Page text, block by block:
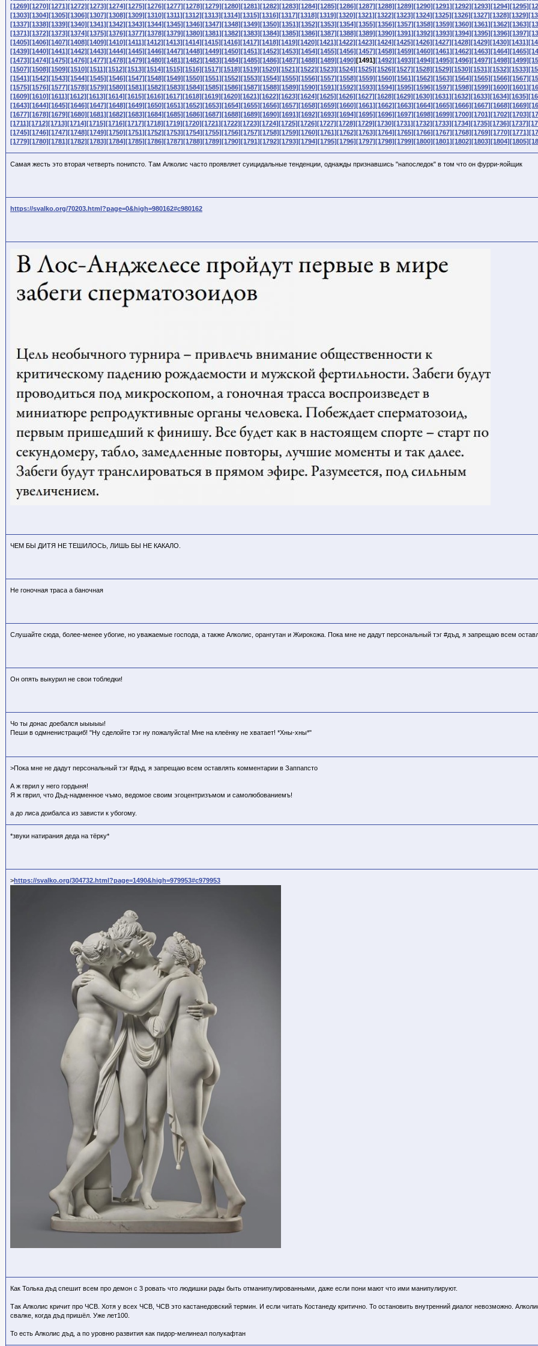
[1269][1270][1271][1272][1273][1274][1275][1276][1277][1278][1279][1280][1281][1282][1283][1284][1285][1286][1287][1288][1289][1290][1291][1292][1293][1294][1295]
[1303][1304][1305][1306][1307][1308][1309][1310][1311][1312][1313][1314][1315][1316][1317][1318][1319][1320][1321][1322][1323][1324][1325][1326][1327][1328][1329]
[1337][1338][1339][1340][1341][1342][1343][1344][1345][1346][1347][1348][1349][1350][1351][1352][1353][1354][1355][1356][1357][1358][1359][1360][1361][1362][1363]
[1371][1372][1373][1374][1375][1376][1377][1378][1379][1380][1381][1382][1383][1384][1385][1386][1387][1388][1389][1390][1391][1392][1393][1394][1395][1396][1397]
[1405][1406][1407][1408][1409][1410][1411][1412][1413][1414][1415][1416][1417][1418][1419][1420][1421][1422][1423][1424][1425][1426][1427][1428][1429][1430][1431]
[1439][1440][1441][1442][1443][1444][1445][1446][1447][1448][1449][1450][1451][1452][1453][1454][1455][1456][1457][1458][1459][1460][1461][1462][1463][1464][1465]
[1473][1474][1475][1476][1477][1478][1479][1480][1481][1482][1483][1484][1485][1486][1487][1488][1489][1490][1491][1492][1493][1494][1495][1496][1497][1498][1499]
[1507][1508][1509][1510][1511][1512][1513][1514][1515][1516][1517][1518][1519][1520][1521][1522][1523][1524][1525][1526][1527][1528][1529][1530][1531][1532][1533]
[1541][1542][1543][1544][1545][1546][1547][1548][1549][1550][1551][1552][1553][1554][1555][1556][1557][1558][1559][1560][1561][1562][1563][1564][1565][1566][1567]
[1575][1576][1577][1578][1579][1580][1581][1582][1583][1584][1585][1586][1587][1588][1589][1590][1591][1592][1593][1594][1595][1596][1597][1598][1599][1600][1601]
[1609][1610][1611][1612][1613][1614][1615][1616][1617][1618][1619][1620][1621][1622][1623][1624][1625][1626][1627][1628][1629][1630][1631][1632][1633][1634][1635]
[1643][1644][1645][1646][1647][1648][1649][1650][1651][1652][1653][1654][1655][1656][1657][1658][1659][1660][1661][1662][1663][1664][1665][1666][1667][1668][1669]
[1677][1678][1679][1680][1681][1682][1683][1684][1685][1686][1687][1688][1689][1690][1691][1692][1693][1694][1695][1696][1697][1698][1699][1700][1701][1702][1703]
[1711][1712][1713][1714][1715][1716][1717][1718][1719][1720][1721][1722][1723][1724][1725][1726][1727][1728][1729][1730][1731][1732][1733][1734][1735][1736][1737]
[1745][1746][1747][1748][1749][1750][1751][1752][1753][1754][1755][1756][1757][1758][1759][1760][1761][1762][1763][1764][1765][1766][1767][1768][1769][1770][1771]
[1779][1780][1781][1782][1783][1784][1785][1786][1787][1788][1789][1790][1791][1792][1793][1794][1795][1796][1797][1798][1799][1800][1801][1802][1803][1804][1805]
Самая жесть это вторая четверть понипсто. Там Алколис часто проявляет суицидальные тенденции, однажды признавшись "напоследок" в том что он фурри-яойщик
https://svalko.org/70203.html?page=0&high=980162#c980162
ЧЕМ БЫ ДИТЯ НЕ ТЕШИЛОСЬ, ЛИШЬ БЫ НЕ КАКАЛО.
Не гоночная траса а баночная
Слушайте сюда, более-менее убогие, но уважаемые господа, а также Алколис, орангутан и Жирокожа. Пока мне не дадут персональный тэг #дъд, я запрещаю всем
Он опять выкурил не свои тобледки!
Чо ты донас доебался ыыыыы!
Пеши в одмненистрациб! "Ну сделойте тэг ну пожалуйста! Мне на клеёнку не хватает! *Хны-хны*"
>Пока мне не дадут персональный тэг #дъд, я запрещаю всем оставлять комментарии в Заппапсто
А ж гврил у него гордыня!
Я ж гврил, что Дъд-надменное чъмо, ведомое своим эгоцентризъмом и самолюбованиемъ!
а до лиса доибалса из зависти к убогому.
*звуки натирания деда на тёрку*
>https://svalko.org/304732.html?page=1490&high=979953#c979953
Как Толька дъд спешит всем про демон с 3 ровать что людишки рады быть отманипулированными, даже если пони мают что ими манипулируют.
Так Алколис кричит про ЧСВ. Хотя у всех ЧСВ, ЧСВ это кастанедовский термин. И если читать Костанеду критично. То остановить внутренний диалог невозможно.
свалке, когда дъд пришёл. Уже лет100.
То есть Алколис дъд, а по уровню развития как пидор-мелинеал полукафтан